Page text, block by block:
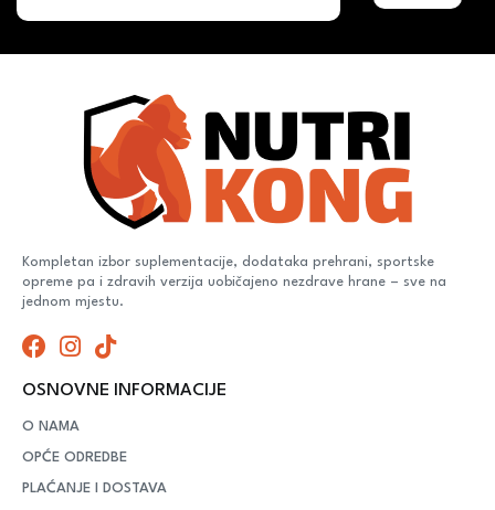
Kompletan izbor suplementacije, dodataka prehrani, sportske
opreme pa i zdravih verzija uobičajeno nezdrave hrane – sve na
jednom mjestu.
OSNOVNE INFORMACIJE
O NAMA
OPĆE ODREDBE
PLAĆANJE I DOSTAVA